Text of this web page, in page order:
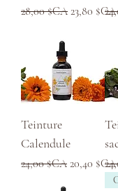
Prix original
28,00 $CA Prix
23,80 $CA
Teinture
Calendule
Prix original
24,00 $CA Prix
20,40 $CA